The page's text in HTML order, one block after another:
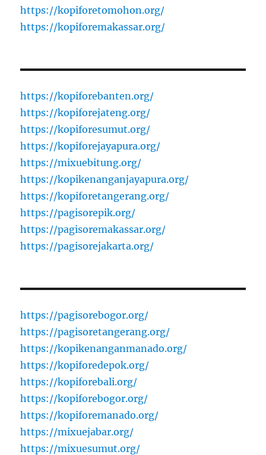
https://kopiforetomohon.org/
https://kopiforemakassar.org/
https://kopiforebanten.org/
https://kopiforejateng.org/
https://kopiforesumut.org/
https://kopiforejayapura.org/
https://mixuebitung.org/
https://kopikenanganjayapura.org/
https://kopiforetangerang.org/
https://pagisorepik.org/
https://pagisoremakassar.org/
https://pagisorejakarta.org/
https://pagisorebogor.org/
https://pagisoretangerang.org/
https://kopikenanganmanado.org/
https://kopiforedepok.org/
https://kopiforebali.org/
https://kopiforebogor.org/
https://kopiforemanado.org/
https://mixuejabar.org/
https://mixuesumut.org/